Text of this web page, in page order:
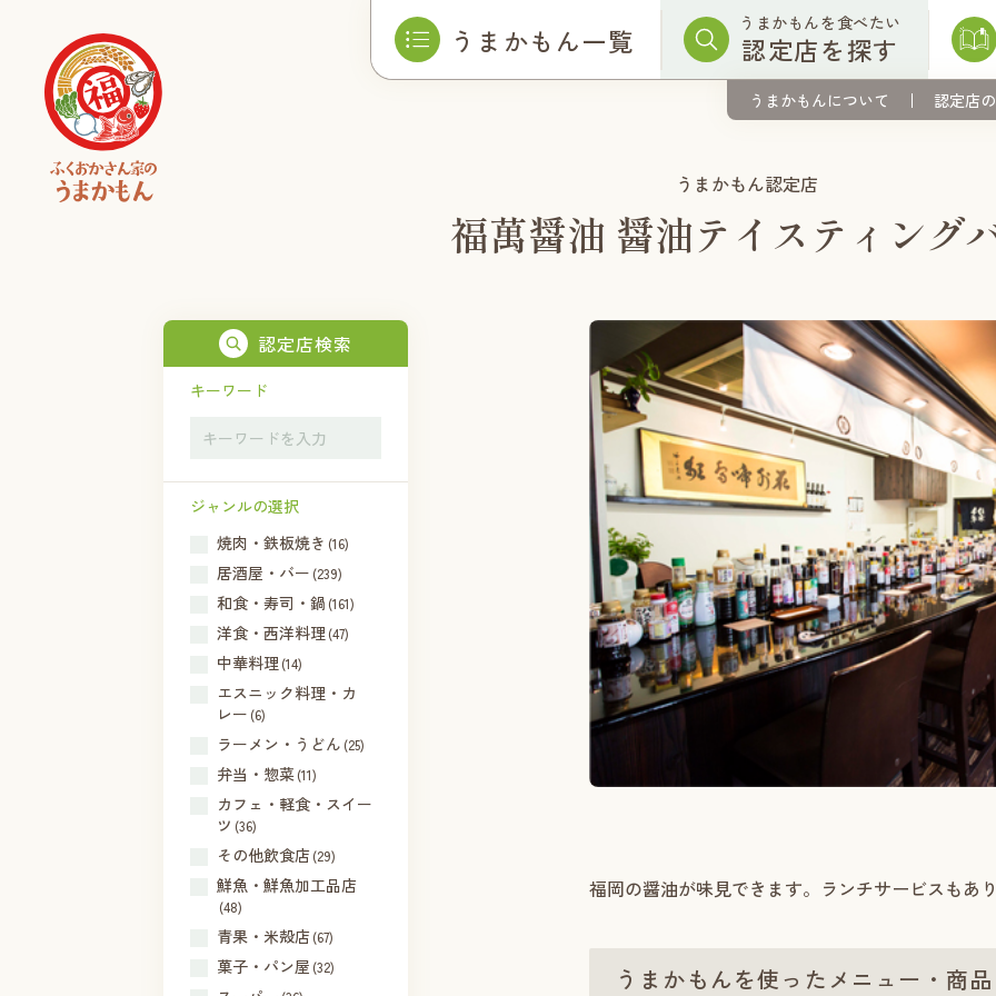
うまかもん一覧 うまかもんを食べたい
認定店を探す
うまかもんについて 認定店
うまかもん認定店
福萬醤油 醤油テイスティング
認定店検索
キーワード
ジャンルの選択
焼肉・鉄板焼き (16)
居酒屋・バー (239)
和食・寿司・鍋 (161)
洋食・西洋料理 (47)
中華料理 (14)
エスニック料理・カ
レー (6)
ラーメン・うどん (25)
弁当・惣菜(11)
カフェ・軽食・スイー
ツ (36)
その他飲食店(29)
鮮魚・鮮魚加工品店
(48)
青果・米殻店(67)
菓子・パン屋 (32)
福岡の醤油が味見できます。ランチサービスもあ
うまかもんを使ったメニュー・商品